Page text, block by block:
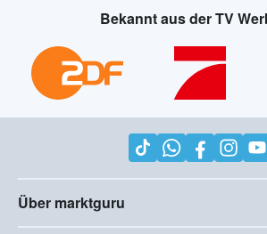
Bekannt aus der TV
Über marktguru